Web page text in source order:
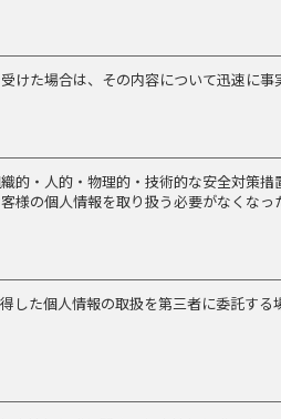
けた場合は、その内容について迅速に
的・人的・物理的・技術的な安全対策
様の個人情報を取り扱う必要がなくなっ
した個人情報の取扱を第三者に委託す